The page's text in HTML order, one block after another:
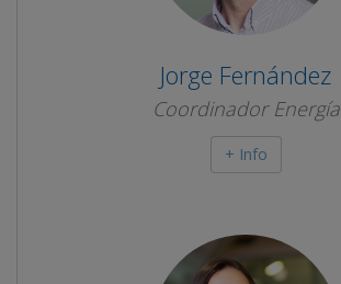
Jorge Fernández
Coordinador Energía
+ Info